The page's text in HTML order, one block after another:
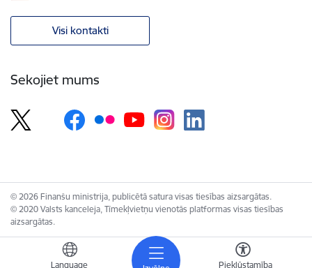
Language Piekļūstamība
Visi kontakti
Sekojiet mums
© 2026 Finanšu ministrija, publicētā satura visas tiesības aizsargātas.
© 2020 Valsts kanceleja, Tīmekļvietņu vienotās platformas visas tiesības
aizsargātas.